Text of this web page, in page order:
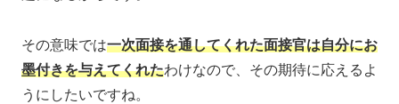
その意味では一次面接を通してくれた面接官は自分にお
墨付きを与えてくれたわけなので、その期待に応えるよ
うにしたいですね。